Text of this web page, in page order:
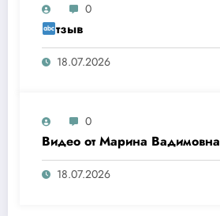
0
тзыв
18.07.2026
0
Видео от Марина Вадимовна
18.07.2026